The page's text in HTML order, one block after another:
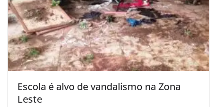
Escola é alvo de vandalismo na Zona
Leste